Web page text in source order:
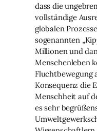
dass die
vollständige
globalen
sogenannten
Millionen und
Menschenleben
Fluchtbewegung
Konsequenz die
Menschheit auf
es sehr